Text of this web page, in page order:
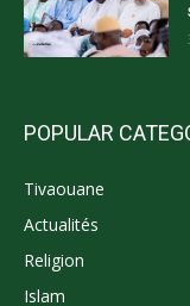
POPULAR
Tivaouane
Actualités
Religion
Islam